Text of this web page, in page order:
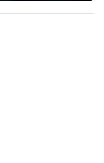
and staffing needs to
successful program